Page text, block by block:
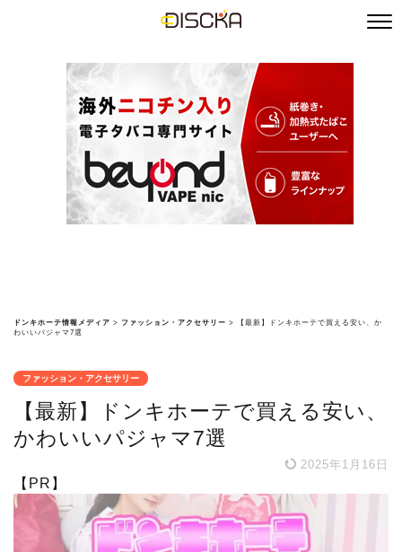
ドンキホーテ情報メディア > ファッション・アクセサリー >
【最新】ドンキホーテで買える安い、か
わいいパジャマ7選
ファッション・アクセサリー
【最新】ドンキホーテで買える安い、
かわいいパジャマ7選
2025年1月16日
【PR】